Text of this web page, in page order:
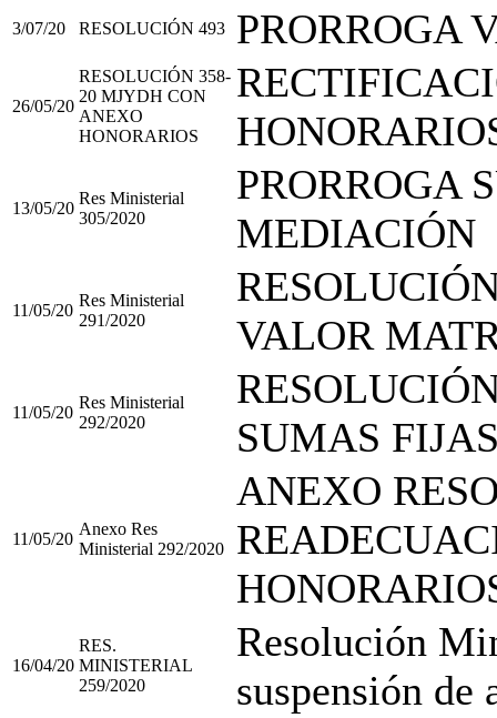
3/07/20 RESOLUCIÓN 493 PRORROGA
26/05/20
RESOLUCIÓN 358-
20 MJYDH CON
ANEXO
HONORARIOS
13/05/20
Res Ministerial
305/2020
PRORROGA
MEDIACIÓN
11/05/20
Res Ministerial
291/2020
VALOR
11/05/20
Res Ministerial
292/2020
SUMAS
11/05/20
Anexo Res
Ministerial 292/2020
ANEXO
16/04/20
RES.
MINISTERIAL
259/2020
Resolución
suspensión de